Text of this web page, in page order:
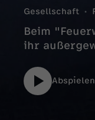
Gesellschaft
Beim
ihr
Abspielen